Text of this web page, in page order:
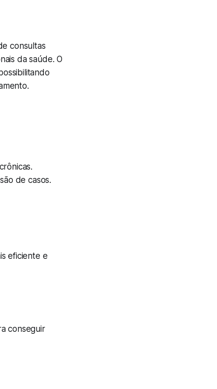
consultas
da saúde. O
de casos.
eficiente e
conseguir